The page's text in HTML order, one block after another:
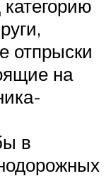
отпрыски
на
в